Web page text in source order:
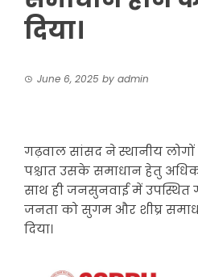
दिया।
June 6, 2025 by admin
गढ़वाल सांसद ने स्थानीय
पश्चात उसके समाधान हेतु
साथ ही जनसुनवाई में
जनता को सुगम और शीघ्र
दिया।